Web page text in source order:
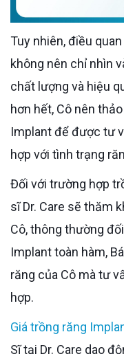
Tuy nhiên, điều
không nên chỉ nhìn
chất lượng và hiệu
hơn hết, Cô nên
Implant để được tư
hợp với tình trạng
Đối với trường hợp trồng răng Implant toàn hàm, Bác
sĩ Dr. Care sẽ thăm
Cô, thông thường
Implant toàn hàm,
răng của Cô mà tư
hợp.
Giá trồng răng
Sĩ tại Dr. Care dao